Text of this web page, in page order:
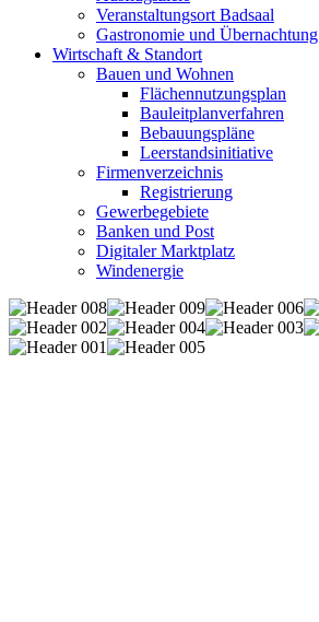
Veranstaltungsort Badsaal
Gastronomie und Übernachtung
Wirtschaft & Standort
Bauen und Wohnen
Flächennutzungsplan
Bauleitplanverfahren
Bebauungspläne
Leerstandsinitiative
Firmenverzeichnis
Registrierung
Gewerbegebiete
Banken und Post
Digitaler Marktplatz
Windenergie